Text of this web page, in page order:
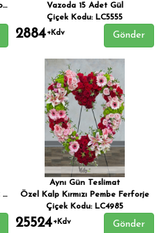
Vazoda Güller Şirin Ayıcık Ve Çikolatasıyla
Vazoda 15 Adet Gül
Çiçek Kodu: LC5555
2884+Kdv Gönder
Kare Camda 9 Adet Kırmızı Beyaz Gül
Aynı Gün Teslimat
Özel Kalp Kırmızı Pembe Ferforje
Çiçek Kodu: LC4985
25524+Kdv Gönder